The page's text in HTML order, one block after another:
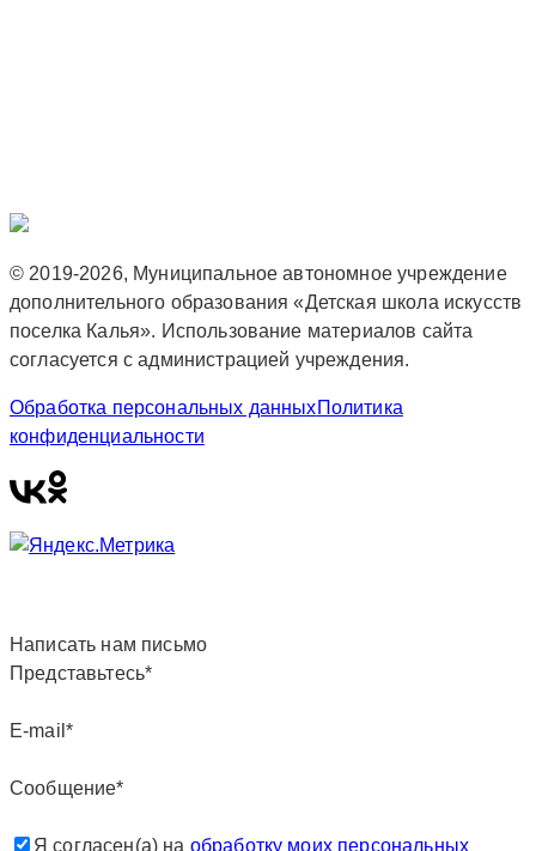
© 2019-2026, Муниципальное автономное учреждение
дополнительного образования «Детская школа искусств
поселка Калья». Использование материалов сайта
согласуется с администрацией учреждения.
Обработка персональных данныхПолитика
конфиденциальности
Написать нам письмо
Представьтесь*
E-mail*
Сообщение*
Я согласен(а) на обработку моих персональных